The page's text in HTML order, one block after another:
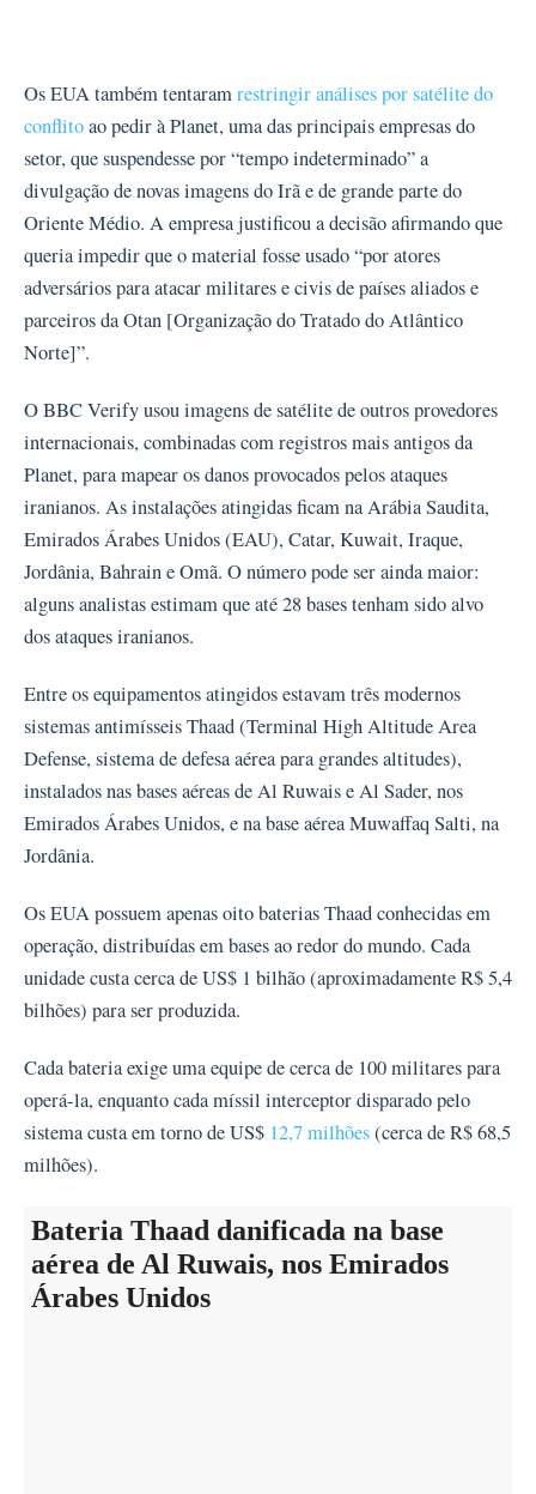
Os EUA também tentaramrestringir análises por satélite do
conflitoao pedir à Planet, uma das principais empresas do
setor, que suspendesse por “tempo indeterminado” a
divulgação de novas imagens do Irã e de grande parte do
Oriente Médio. A empresa justificou a decisão afirmando que
queria impedir que o material fosse usado “por atores
adversários para atacar militares e civis de países aliados e
parceiros da Otan [Organização do Tratado do Atlântico
Norte]”.
O BBC Verify usou imagens de satélite de outros provedores
internacionais, combinadas com registros mais antigos da
Planet, para mapear os danos provocados pelos ataques
iranianos. As instalações atingidas ficam na Arábia Saudita,
Emirados Árabes Unidos (EAU), Catar, Kuwait, Iraque,
Jordânia, Bahrain e Omã. O número pode ser ainda maior:
alguns analistas estimam que até 28 bases tenham sido alvo
dos ataques iranianos.
Entre os equipamentos atingidos estavam três modernos
sistemas antimísseis Thaad (Terminal High Altitude Area
Defense, sistema de defesa aérea para grandes altitudes),
instalados nas bases aéreas de Al Ruwais e Al Sader, nos
Emirados Árabes Unidos, e na base aérea Muwaffaq Salti, na
Jordânia.
Os EUA possuem apenas oito baterias Thaad conhecidas em
operação, distribuídas em bases ao redor do mundo. Cada
unidade custa cerca de US$ 1 bilhão (aproximadamente R$ 5,4
bilhões) para ser produzida.
Cada bateria exige uma equipe de cerca de 100 militares para
operá-la, enquanto cada míssil interceptor disparado pelo
sistema custa em torno de US$ 12,7 milhões(cerca de R$ 68,5
milhões).